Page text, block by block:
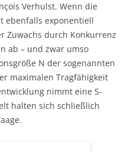
Verhulst. Wenn die
ebenfalls exponentiell
Zuwachs durch Konkurrenz
ab – und zwar umso
N der sogenannten
maximalen Tragfähigkeit
nimmt eine S-
halten sich schließlich